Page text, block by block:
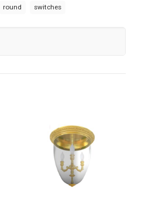
round switches